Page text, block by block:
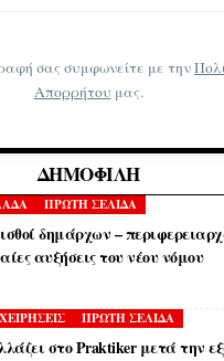
σας συμφωνείτε με την
Απορρήτου μας.
ΔΗΜΟΦΙΛΉ
ΠΡΩΤΗ ΣΕΛΙΔΑ
δημάρχων –
αυξήσεις του νέου νόμου
ΠΡΩΤΗ ΣΕΛΙΔΑ
στο Praktiker μετά την